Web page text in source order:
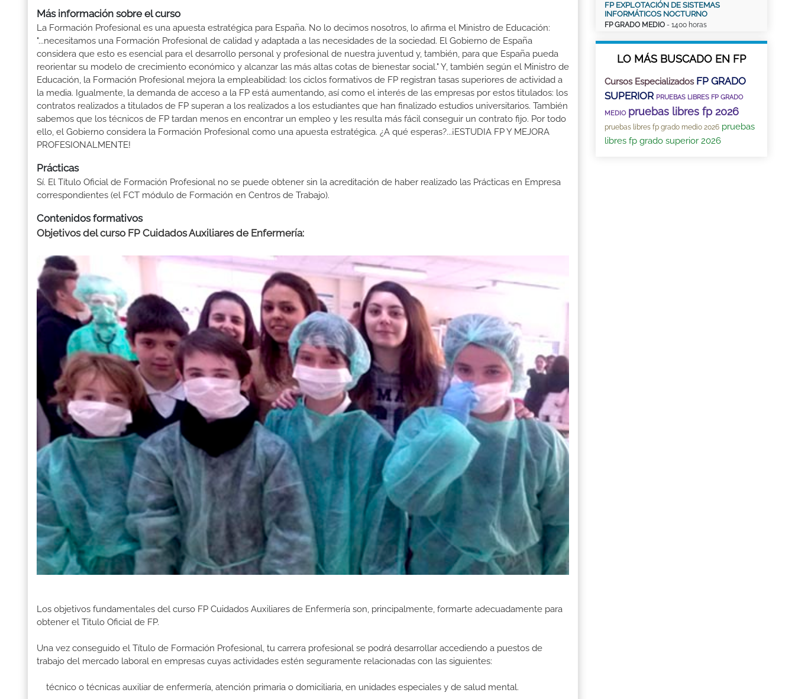
Más información sobre el curso
La Formación Profesional es una apuesta estratégica para España. No lo decimos nosotros, lo afirma el Ministro de Educación:
"...necesitamos una Formación Profesional de calidad y adaptada a las necesidades de la sociedad. El Gobierno de España
considera que esto es esencial para el desarrollo personal y profesional de nuestra juventud y, también, para que España pueda
reorientar su modelo de crecimiento económico y alcanzar las más altas cotas de bienestar social." Y, también según el Ministro de
Educación, la Formación Profesional mejora la empleabilidad: los ciclos formativos de FP registran tasas superiores de actividad a
la media. Igualmente, la demanda de acceso a la FP está aumentando, así como el interés de las empresas por estos titulados: los
contratos realizados a titulados de FP superan a los realizados a los estudiantes que han finalizado estudios universitarios. También
sabemos que los técnicos de FP tardan menos en encontrar un empleo y les resulta más fácil conseguir un contrato fijo. Por todo
ello, el Gobierno considera la Formación Profesional como una apuesta estratégica. ¿A qué esperas?...¡ESTUDIA FP Y MEJORA
PROFESIONALMENTE!
Prácticas
Sí. El Título Oficial de Formación Profesional no se puede obtener sin la acreditación de haber realizado las Prácticas en Empresa
correspondientes (el FCT módulo de Formación en Centros de Trabajo).
Contenidos formativos
Objetivos del curso FP Cuidados Auxiliares de Enfermería:
Los objetivos fundamentales del curso FP Cuidados Auxiliares de Enfermería son, principalmente, formarte adecuadamente para
obtener el Titulo Oficial de FP.
Una vez conseguido el Título de Formación Profesional, tu carrera profesional se podrá desarrollar accediendo a puestos de
trabajo del mercado laboral en empresas cuyas actividades estén seguramente relacionadas con las siguientes:
técnico o técnicas auxiliar de enfermería, atención primaria o domiciliaria, en unidades especiales y de salud mental.
FP EXPLOTACIÓN DE SISTEMAS
INFORMÁTICOS NOCTURNO
FP GRADO MEDIO - 1400 horas
LO MÁS BUSCADO EN FP
Cursos Especializados FP GRADO
SUPERIOR PRUEBAS LIBRES FP GRADO
MEDIO pruebas libres fp 2026
pruebas libres fp grado medio 2026 pruebas
libres fp grado superior 2026